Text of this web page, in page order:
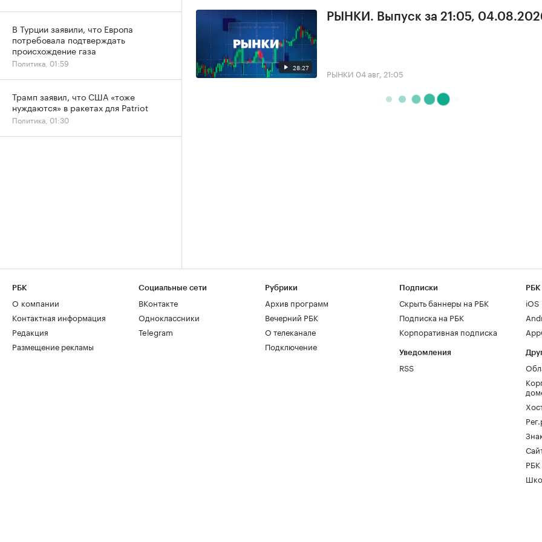
28:27
РЫНКИ. Выпуск за 21:05,
РЫНКИ 04 авг, 21:05
В Турции заявили, что Европа
потребовала подтверждать
происхождение газа
Политика, 01:59
Трамп заявил, что США «тоже
нуждаются» в ракетах для Patriot
Политика, 01:30
РБК
О компании
Контактная информация
Редакция
Размещение рекламы
Социальные сети
ВКонтакте
Одноклассники
Telegram
Рубрики
Архив программ
Вечерний РБК
О телеканале
Подключение
Подписки
Скрыть баннеры на РБК
Подписка на РБК
Корпоративная подписка
Уведомления
RSS
РБК
iOS